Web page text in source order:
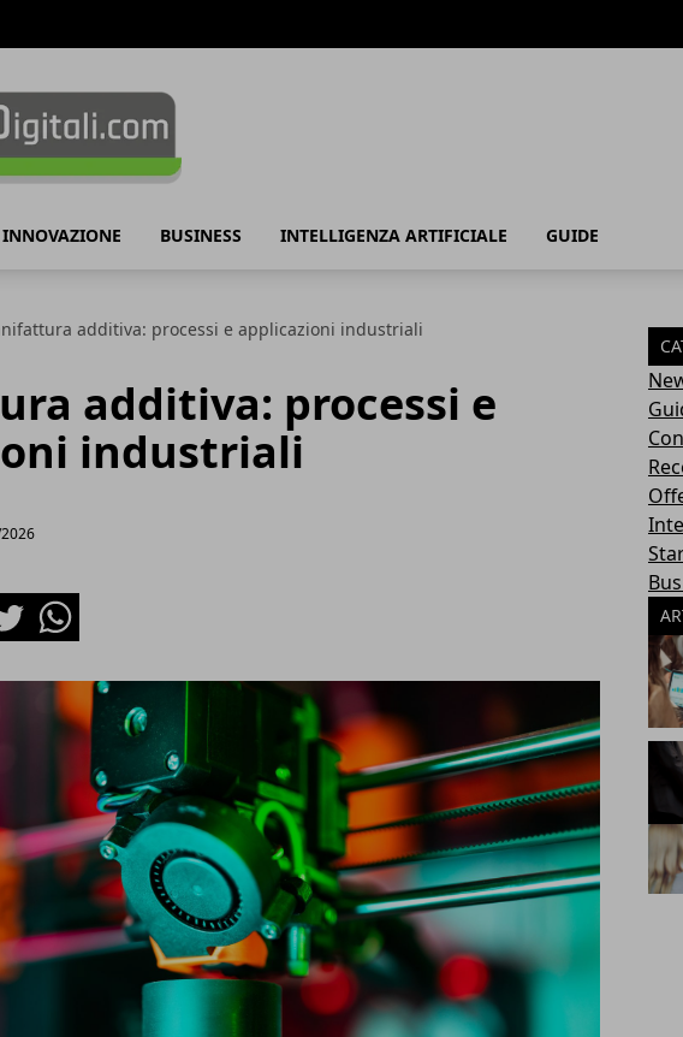
BUSINESS INTELLIGENZA ARTIFICIALE GUIDE
additiva: processi e applicazioni industriali
additiva: processi e
industriali
Whatsapp